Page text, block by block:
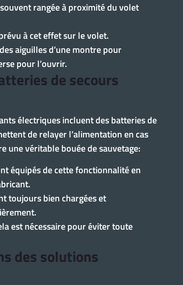
rangée à proximité du volet
à cet effet sur le volet.
aiguilles d’une montre pour
pour l’ouvrir.
de secours
électriques incluent des batteries de
de relayer l’alimentation en cas
une véritable bouée de sauvetage:
équipés de cette fonctionnalité en
toujours bien chargées et
est nécessaire pour éviter toute
des solutions